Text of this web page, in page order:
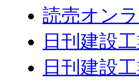
読売オン
日刊建設
日刊建設